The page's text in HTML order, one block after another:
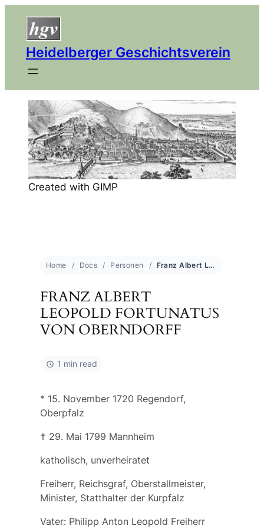
Heidelberger Geschichtsverein
Created with GIMP
Home Docs Personen Franz Albert Leopold Fortunatus von Oberndorff
FRANZ ALBERT
LEOPOLD FORTUNATUS
VON OBERNDORFF
1 min read
* 15. November 1720 Regendorf,
Oberpfalz
† 29. Mai 1799 Mannheim
katholisch, unverheiratet
Freiherr, Reichsgraf, Oberstallmeister,
Minister, Statthalter der Kurpfalz
Vater: Philipp Anton Leopold Freiherr